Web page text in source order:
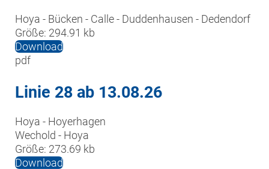
Hoya - Bücken - Calle - Duddenhausen - Dedendorf
Größe: 294.91 kb
Download
pdf
Linie 28 ab 13.08.26
Hoya - Hoyerhagen
Wechold - Hoya
Größe: 273.69 kb
Download